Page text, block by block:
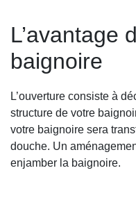
L’avantage
baignoire
L’ouverture consiste à
structure de votre
votre baignoire sera
douche. Un
enjamber la baignoire.